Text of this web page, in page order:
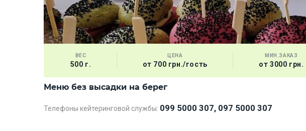
ВЕС
500 г.
ЦЕНА
от 700 грн./гость
МИН.ЗАКАЗ
от 3000 грн.
Меню без высадки на берег
Телефоны кейтеринговой службы: 099 5000 307, 097 5000 307